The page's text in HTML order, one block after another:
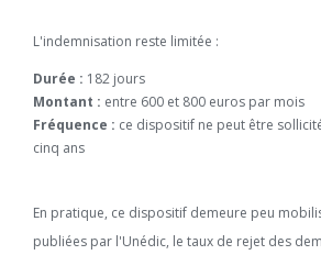
L'indemnisation reste limitée :
Durée : 182 jours
Montant : entre 600 et 800 euros par mois
Fréquence : ce dispositif ne peut être
cinq ans
En pratique, ce dispositif demeure peu
publiées par l'Unédic, le taux de rejet des